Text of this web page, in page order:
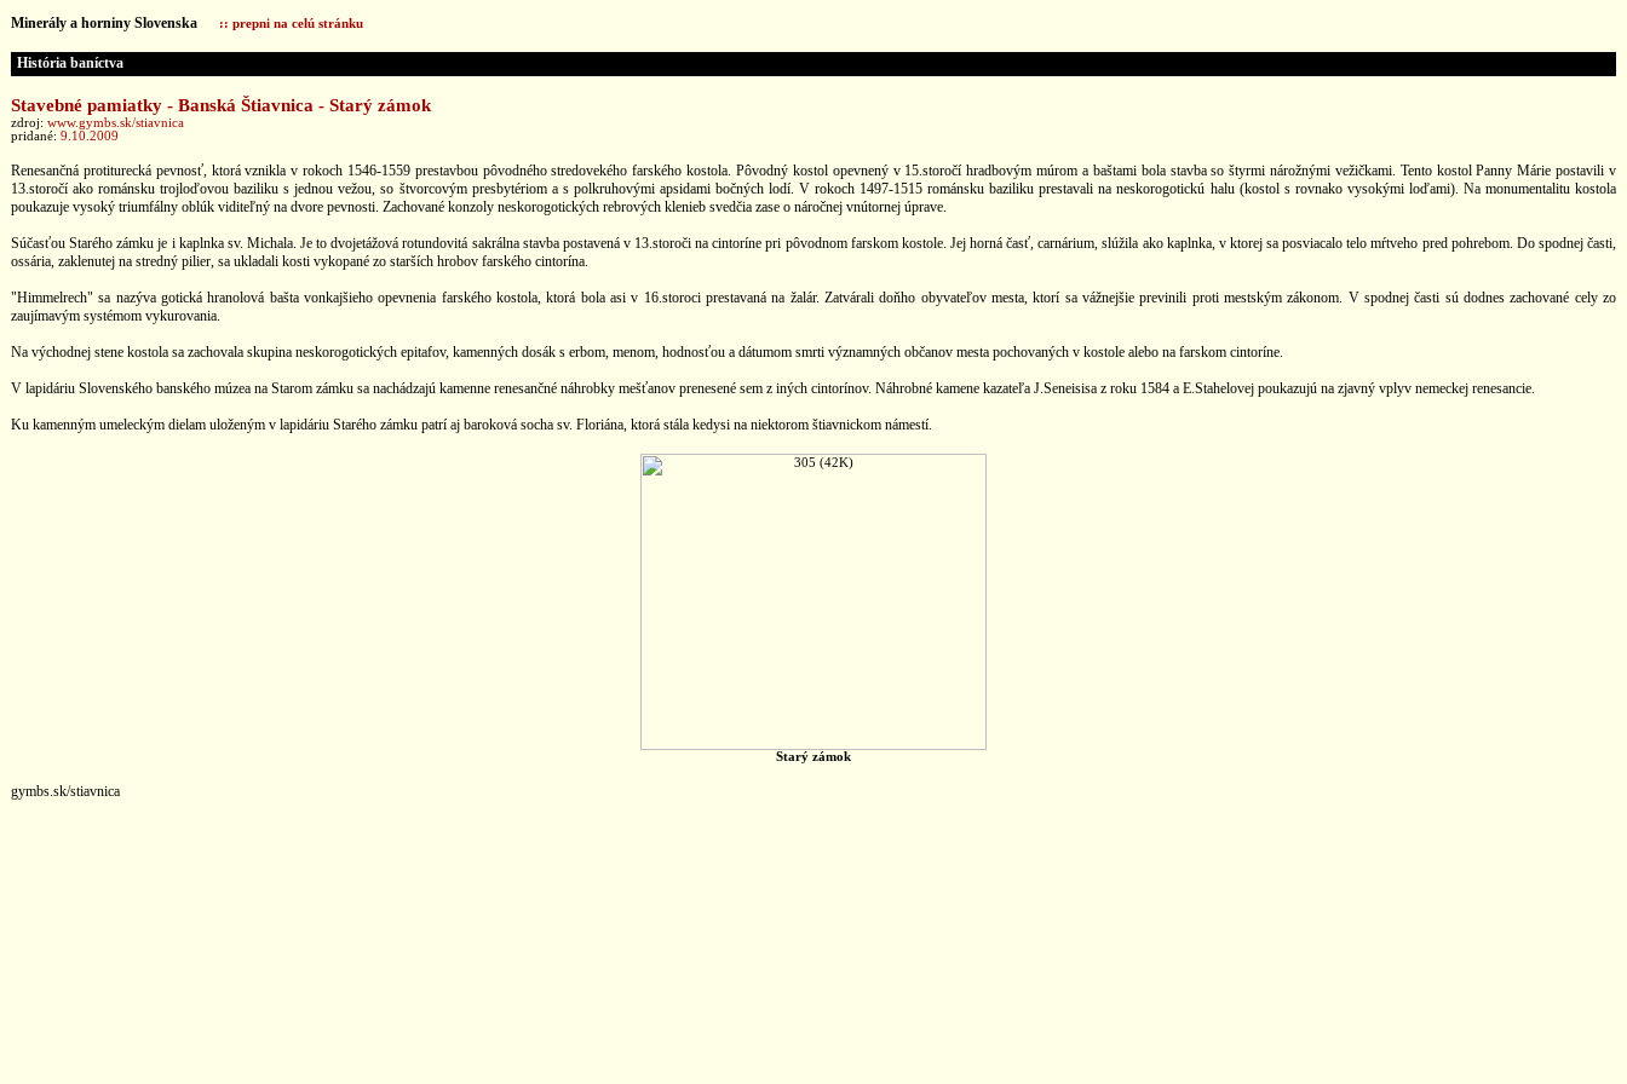
Minerály a horniny Slovenska :: prepni na celú stránku
História baníctva
Stavebné pamiatky - Banská Štiavnica - Starý zámok
zdroj: www.gymbs.sk/stiavnica
pridané: 9.10.2009
Renesančná protiturecká pevnosť, ktorá vznikla v rokoch 1546-1559 prestavbou pôvodného stredovekého farského kostola. Pôvodný kostol opevnený v 15.storočí hradbovým múrom a baštami bola stavba so štyrmi nárožnými vežičkami. Tento kostol Panny Márie postavili v
13.storočí ako románsku trojloďovou baziliku s jednou vežou, so štvorcovým presbytériom a s polkruhovými apsidami bočných lodí. V rokoch 1497-1515 románsku baziliku prestavali na neskorogotickú halu (kostol s rovnako vysokými loďami). Na monumentalitu kostola
poukazuje vysoký triumfálny oblúk viditeľný na dvore pevnosti. Zachované konzoly neskorogotických rebrových klenieb svedčia zase o náročnej vnútornej úprave.
Súčasťou Starého zámku je i kaplnka sv. Michala. Je to dvojetážová rotundovitá sakrálna stavba postavená v 13.storoči na cintoríne pri pôvodnom farskom kostole. Jej horná časť, carnárium, slúžila ako kaplnka, v ktorej sa posviacalo telo mŕtveho pred pohrebom. Do spodnej časti,
ossária, zaklenutej na stredný pilier, sa ukladali kosti vykopané zo starších hrobov farského cintorína.
"Himmelrech" sa nazýva gotická hranolová bašta vonkajšieho opevnenia farského kostola, ktorá bola asi v 16.storoci prestavaná na žalár. Zatvárali doňho obyvateľov mesta, ktorí sa vážnejšie previnili proti mestským zákonom. V spodnej časti sú dodnes zachované cely zo
zaujímavým systémom vykurovania.
Na východnej stene kostola sa zachovala skupina neskorogotických epitafov, kamenných dosák s erbom, menom, hodnosťou a dátumom smrti významných občanov mesta pochovaných v kostole alebo na farskom cintoríne.
V lapidáriu Slovenského banského múzea na Starom zámku sa nachádzajú kamenne renesančné náhrobky mešťanov prenesené sem z iných cintorínov. Náhrobné kamene kazateľa J.Seneisisa z roku 1584 a E.Stahelovej poukazujú na zjavný vplyv nemeckej renesancie.
Ku kamenným umeleckým dielam uloženým v lapidáriu Starého zámku patrí aj baroková socha sv. Floriána, ktorá stála kedysi na niektorom štiavnickom námestí.
Starý zámok
gymbs.sk/stiavnica